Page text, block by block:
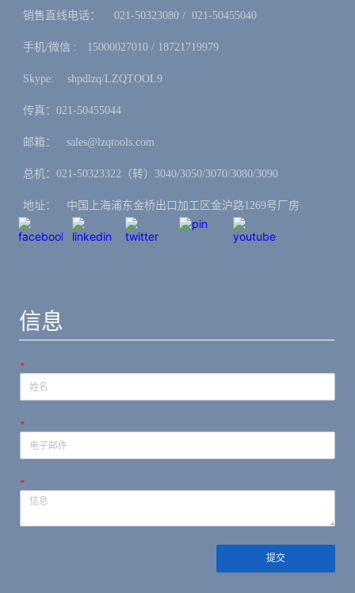
销售直线电话：ㅤ 021-50323080 / 021-50455040
手机/微信 :ㅤ15000027010 / 18721719979
Skype: ㅤshpdlzq/LZQTOOL9
传真：021-50455044
邮箱：ㅤsales@lzqtools.com
总机：021-50323322（转）3040/3050/3070/3080/3090
地址：ㅤ中国上海浦东金桥出口加工区金沪路1269号厂房
信息
*
*
*
提交